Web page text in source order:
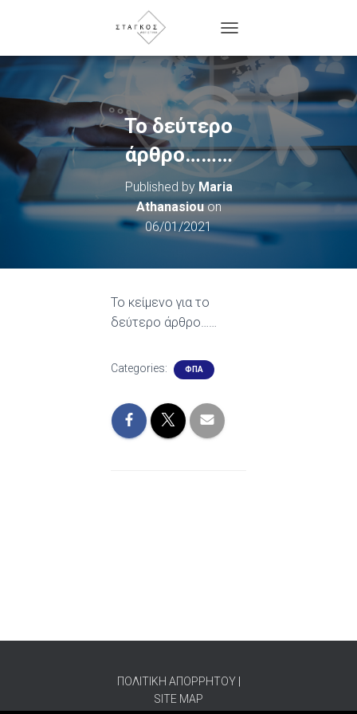
O
G
G
E
N
A
V
I
G
A
T
I
N
Το δεύτερο
άρθρο………
Published by Maria
Athanasiouon
06/01/2021
Το κείμενο για το
δεύτερο άρθρο……
Categories: ΦΠΑ
ΠΟΛΙΤΙΚΗ ΑΠΟΡΡΗΤΟΥ|
SITE MAP